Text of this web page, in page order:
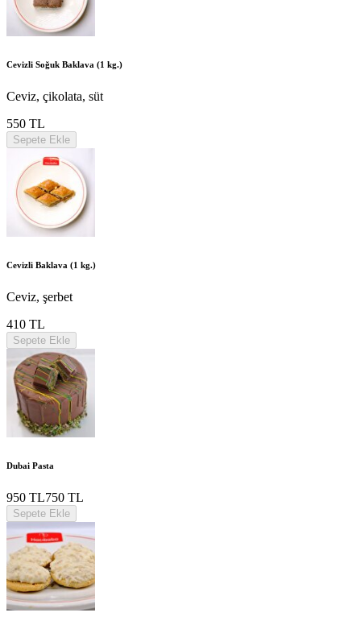
Cevizli Soğuk Baklava (1 kg.)
Ceviz, çikolata, süt
550 TL
Sepete Ekle
Cevizli Baklava (1 kg.)
Ceviz, şerbet
410 TL
Sepete Ekle
Dubai Pasta
950 TL750 TL
Sepete Ekle